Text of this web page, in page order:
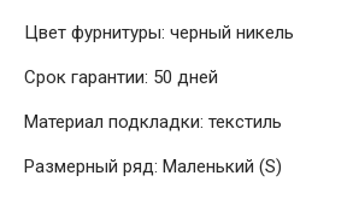
Цвет фурнитуры: черный никель
Срок гарантии: 50 дней
Материал подкладки: текстиль
Размерный ряд: Маленький (S)